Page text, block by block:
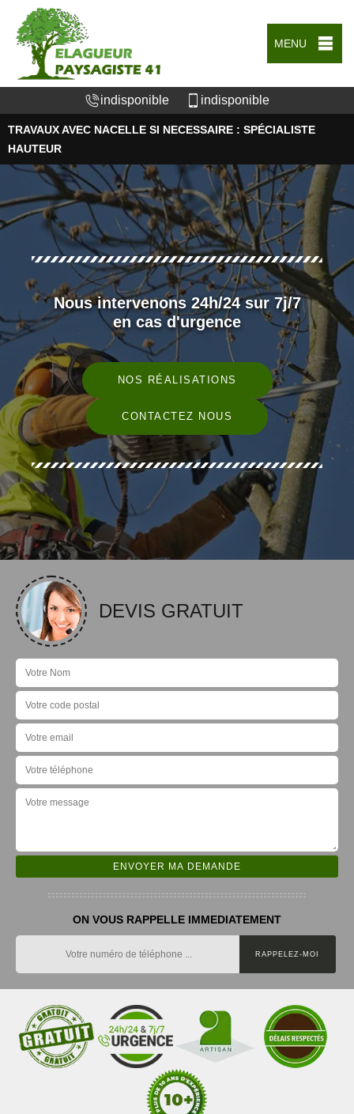
MENU
indisponible indisponible
TRAVAUX AVEC NACELLE SI NECESSAIRE : SPÉCIALISTE
HAUTEUR
Nous intervenons 24h/24 sur 7j/7
en cas d'urgence
NOS RÉALISATIONS
CONTACTEZ NOUS
DEVIS GRATUIT
ON VOUS RAPPELLE IMMEDIATEMENT